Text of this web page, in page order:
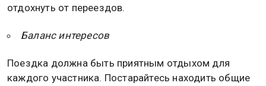
отдохнуть от переездов.
Баланс интересов
Поездка должна быть приятным отдыхом для
каждого участника. Постарайтесь находить общие